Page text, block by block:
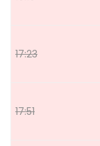
17:23
17:51